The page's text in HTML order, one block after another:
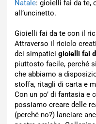
Natale: gioielli fai da te,
all’uncinetto.
Gioielli fai da te con il
Attraverso il riciclo
dei simpatici gioielli fai
piuttosto facile, perché
che abbiamo a
stoffa, ritagli di carta e
Con un po’ di fantasia e
possiamo creare delle
(perché no?) lanciare